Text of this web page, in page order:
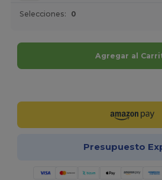
Selecciones: 0
Agregar al
Presupuesto